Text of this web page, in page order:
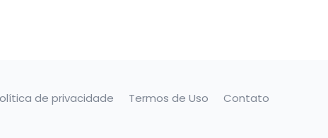
de privacidade Termos de Uso Contato